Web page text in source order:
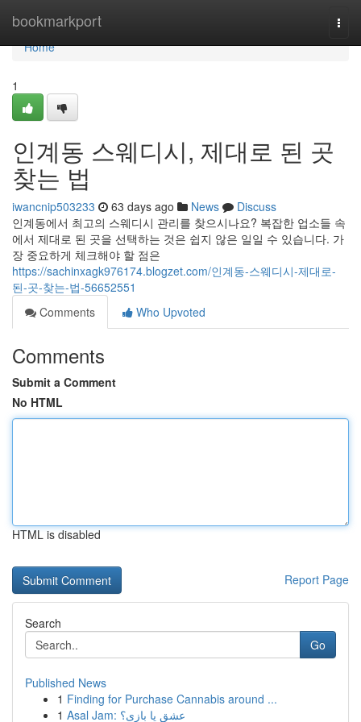
bookmarkport
Home
Home
1
인계동 스웨디시, 제대로 된 곳
찾는 법
iwancnip503233 63 days ago News
Discuss
인계동에서 최고의 스웨디시 관리를 찾으시나요? 복잡한 업소들 속
에서 제대로 된 곳을 선택하는 것은 쉽지 않은 일일 수 있습니다. 가
장 중요하게 체크해야 할 점은
https://sachinxagk976174.blogzet.com/인계동-스웨디시-제대로-
된-곳-찾는-법-56652551
Comments
Who Upvoted
Comments
Submit a Comment
No HTML
HTML is disabled
Report Page
Search
Go
Published News
1 Finding for Purchase Cannabis around ...
1
Asal Jam: عشق یا بازی؟